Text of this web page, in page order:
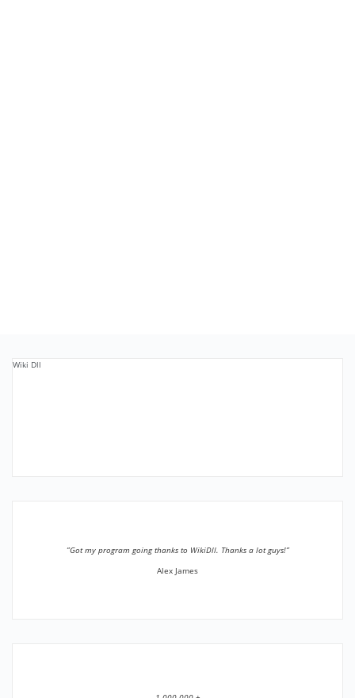
Wiki Dll
”Got my program going thanks to WikiDll. Thanks a lot guys!”
Alex James